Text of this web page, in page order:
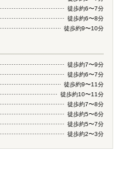
徒歩約6〜7分
徒歩約6〜8分
徒歩約9〜10分
徒歩約7〜9分
徒歩約6〜7分
徒歩約9〜11分
徒歩約10〜11分
徒歩約7〜8分
徒歩約5〜6分
徒歩約5〜7分
徒歩約2〜3分